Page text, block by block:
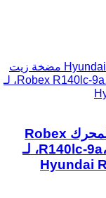
مضخة التزييت Hyundai مضخة زيت
المحرك Robex R140lc-9a، R160lc-9a Zuac-00528، 3694002، لـ
مضخة التزييت Hyundai مضخة زيت المحرك Robex
R140lc-9a، R160lc-9a Zuac-00528، 3694002، لـ